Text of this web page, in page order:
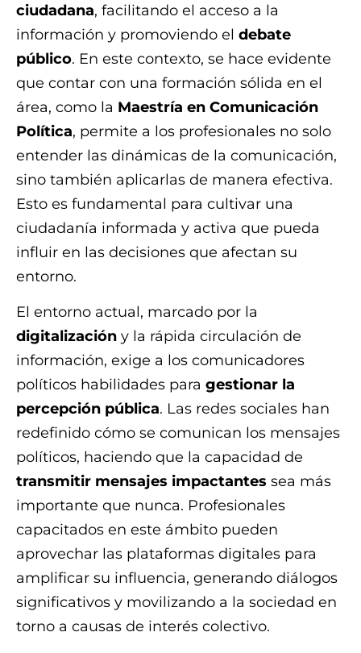
ciudadana, facilitando el acceso a la
información y promoviendo el debate
público. En este contexto, se hace evidente
que contar con una formación sólida en el
área, como la Maestría en Comunicación
Política, permite a los profesionales no solo
entender las dinámicas de la comunicación,
sino también aplicarlas de manera efectiva.
Esto es fundamental para cultivar una
ciudadanía informada y activa que pueda
influir en las decisiones que afectan su
entorno.
El entorno actual, marcado por la
digitalización y la rápida circulación de
información, exige a los comunicadores
políticos habilidades para gestionar la
percepción pública. Las redes sociales han
redefinido cómo se comunican los mensajes
políticos, haciendo que la capacidad de
transmitir mensajes impactantes sea más
importante que nunca. Profesionales
capacitados en este ámbito pueden
aprovechar las plataformas digitales para
amplificar su influencia, generando diálogos
significativos y movilizando a la sociedad en
torno a causas de interés colectivo.